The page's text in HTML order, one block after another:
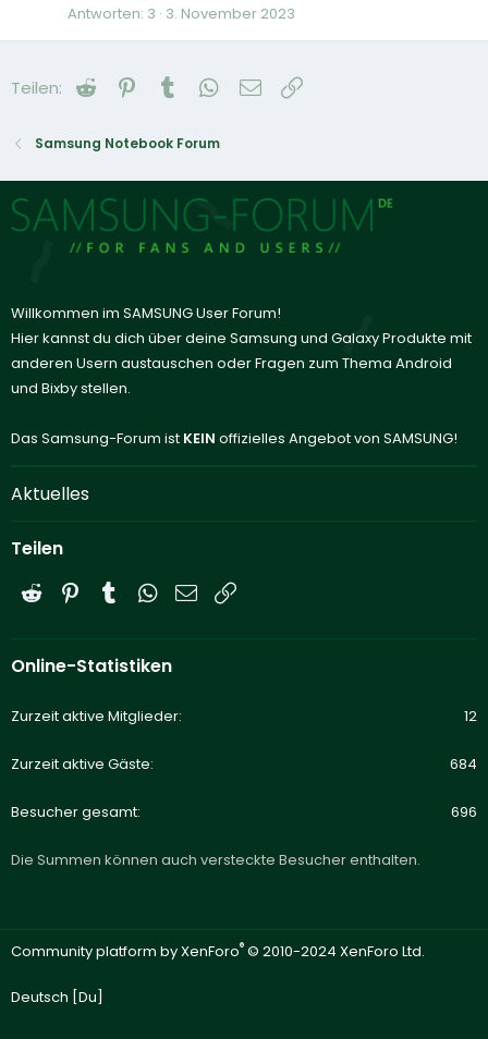
Antworten 3 3. November 2023
Teilen: Reddit Pinterest
Tumblr WhatsApp
E-Mail
Samsung Notebook Forum
Willkommen im SAMSUNG User Forum!
Hier kannst du dich über deine Samsung und Galaxy Produkte mit
anderen Usern austauschen oder Fragen zum Thema Android
und Bixby stellen.
Das Samsung-Forum ist KEIN offizielles Angebot von SAMSUNG!
Aktuelles
Teilen
Reddit PinterestTumblrWhatsApp
E-Mail
Online-Statistiken
Zurzeit aktive Mitglieder 12
Zurzeit aktive Gäste 684
Besucher gesamt 696
Die Summen können auch versteckte Besucher enthalten.
Community platform by XenForo® © 2010-2024 XenForo Ltd.
Deutsch [Du]